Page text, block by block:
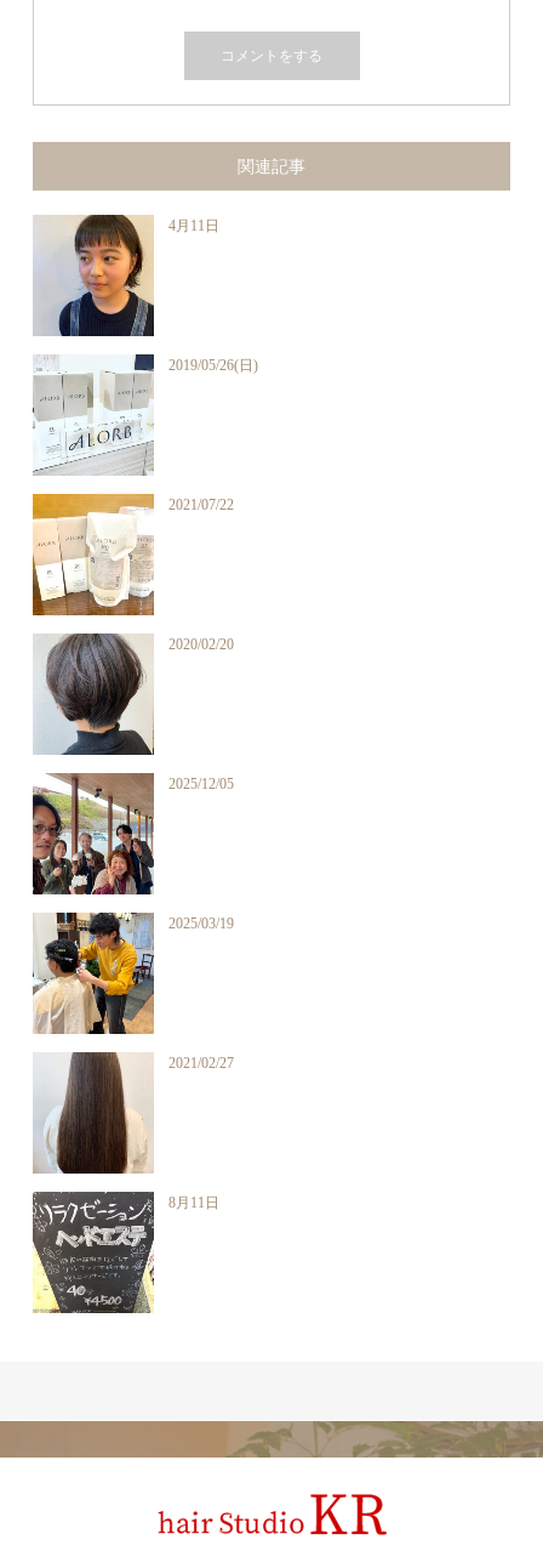
関連記事
4月11日
2019/05/26(日)
2021/07/22
2020/02/20
2025/12/05
2025/03/19
2021/02/27
8月11日